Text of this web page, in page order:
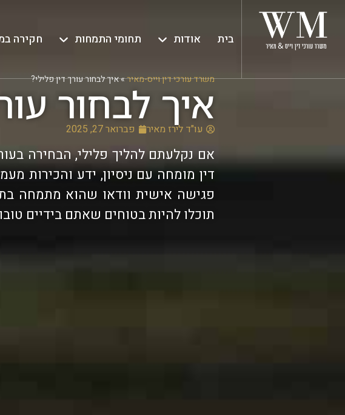
בית אודות תחומי התמחות חקירה
משרד עורכי דין וייס-מאיר»איך לבחור עורך דין פלילי?
איך לבחור
עו"ד לירז מאיר פברואר 27, 2025
אם נקלעתם להליך פלילי, הבחירה
דין מומחה עם ניסיון, ידע והכירות
פגישה אישית וודאו שהוא מתמחה
תוכלו להיות בטוחים שאתם בידיים